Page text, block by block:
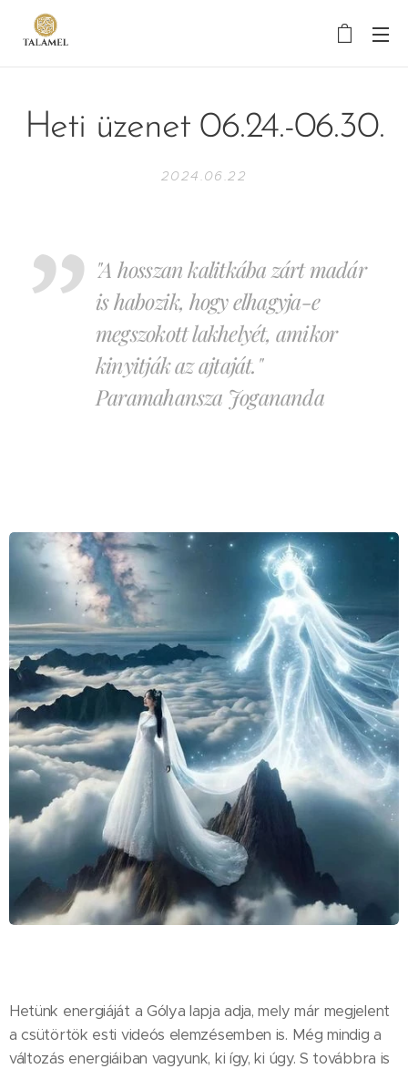
Heti üzenet 06.24.-06.30.
2024.06.22
"A hosszan kalitkába zárt madár
is habozik, hogy elhagyja-e
megszokott lakhelyét, amikor
kinyitják az ajtaját."
Paramahansza Jogananda
Hetünk energiáját a Gólya lapja adja, mely már megjelent
a csütörtök esti videós elemzésemben is. Még mindig a
változás energiáiban vagyunk, ki így, ki úgy. S továbbra is